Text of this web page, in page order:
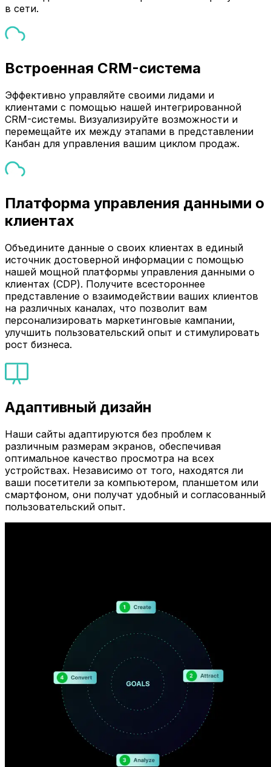
в сети.
Встроенная CRM-система
Эффективно управляйте своими лидами и
клиентами с помощью нашей интегрированной
CRM-системы. Визуализируйте возможности и
перемещайте их между этапами в представлении
Канбан для управления вашим циклом продаж.
Платформа управления данными о
клиентах
Объедините данные о своих клиентах в единый
источник достоверной информации с помощью
нашей мощной платформы управления данными о
клиентах (CDP). Получите всестороннее
представление о взаимодействии ваших клиентов
на различных каналах, что позволит вам
персонализировать маркетинговые кампании,
улучшить пользовательский опыт и стимулировать
рост бизнеса.
Адаптивный дизайн
Наши сайты адаптируются без проблем к
различным размерам экранов, обеспечивая
оптимальное качество просмотра на всех
устройствах. Независимо от того, находятся ли
ваши посетители за компьютером, планшетом или
смартфоном, они получат удобный и согласованный
пользовательский опыт.